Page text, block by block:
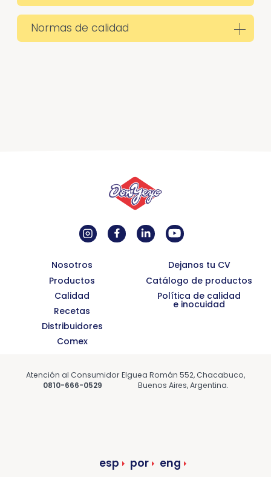
Normas de calidad
Nosotros
Productos
Calidad
Recetas
Distribuidores
Comex
Dejanos tu CV
Catálogo de productos
Política de calidad
e inocuidad
Atención al Consumidor
0810-666-0529
Elguea Román 552, Chacabuco,
Buenos Aires, Argentina.
esp por eng